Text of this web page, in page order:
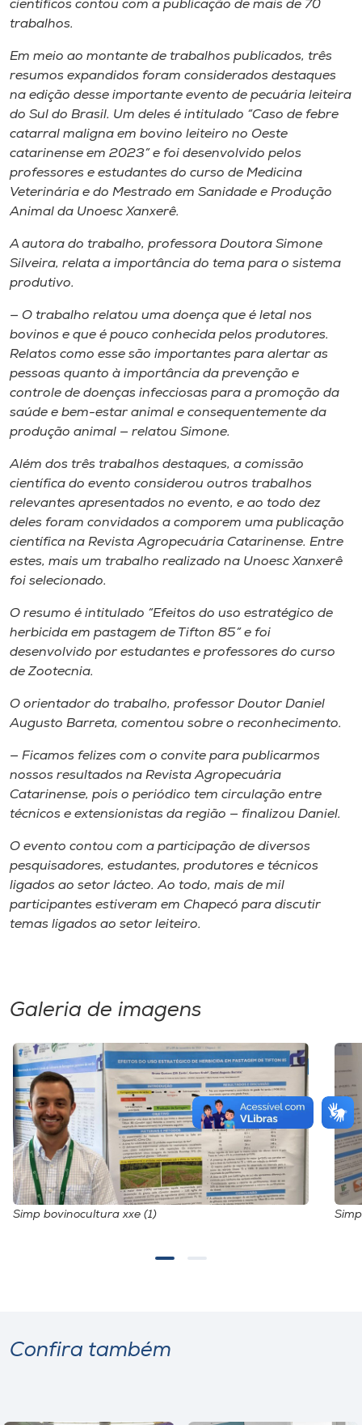
Unoesc
Store
Selecione
o idioma
A+
científicos contou com a publicação de mais de 70
trabalhos.
Em meio ao montante de trabalhos publicados, três
resumos expandidos foram considerados destaques
na edição desse importante evento de pecuária leiteira
do Sul do Brasil. Um deles é intitulado “Caso de febre
catarral maligna em bovino leiteiro no Oeste
catarinense em 2023” e foi desenvolvido pelos
professores e estudantes do curso de Medicina
Veterinária e do Mestrado em Sanidade e Produção
Animal da Unoesc Xanxerê.
A autora do trabalho, professora Doutora Simone
Silveira, relata a importância do tema para o sistema
produtivo.
— O trabalho relatou uma doença que é letal nos
bovinos e que é pouco conhecida pelos produtores.
Relatos como esse são importantes para alertar as
pessoas quanto à importância da prevenção e
controle de doenças infecciosas para a promoção da
saúde e bem-estar animal e consequentemente da
produção animal — relatou Simone.
Além dos três trabalhos destaques, a comissão
científica do evento considerou outros trabalhos
relevantes apresentados no evento, e ao todo dez
deles foram convidados a comporem uma publicação
científica na Revista Agropecuária Catarinense. Entre
estes, mais um trabalho realizado na Unoesc Xanxerê
foi selecionado.
O resumo é intitulado “Efeitos do uso estratégico de
herbicida em pastagem de Tifton 85” e foi
desenvolvido por estudantes e professores do curso
de Zootecnia.
O orientador do trabalho, professor Doutor Daniel
Augusto Barreta, comentou sobre o reconhecimento.
— Ficamos felizes com o convite para publicarmos
nossos resultados na Revista Agropecuária
Catarinense, pois o periódico tem circulação entre
técnicos e extensionistas da região — finalizou Daniel.
O evento contou com a participação de diversos
pesquisadores, estudantes, produtores e técnicos
ligados ao setor lácteo. Ao todo, mais de mil
participantes estiveram em Chapecó para discutir
temas ligados ao setor leiteiro.
Galeria de imagens
Simp bovinocultura xxe (1)
Confira também